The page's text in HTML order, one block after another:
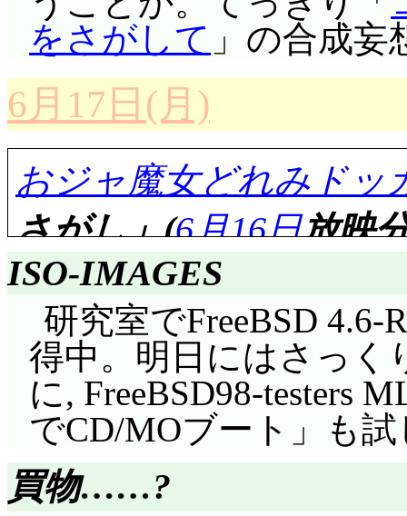
くなった。魔女界へ
ハナちゃんとも別れ
どれみ達は人間界へ
MAHO堂。そこへや
た……
ちょっとスタイルを
せ感想はここからに
は「母親になる」で
言った台詞が今回繰
「子供を産んで母親
に過ごして母親にな
ちゃんの実の母では
念がありませんが)。
んと一緒に過ごし, い
をさがして 」の合成
6月17日(月)
おジャ魔女どれみドッ
さがし」(6月16日放映
評価……☆☆☆☆(前回
作文の課題は「将来
「魔女界の女王様!」
まい, どれみとももこ
ISO-IMAGES
研究室でFreeBSD 4.6-
得中。明日にはさっく
に, FreeBSD98-testers
でCD/MOブート」も
買物……?